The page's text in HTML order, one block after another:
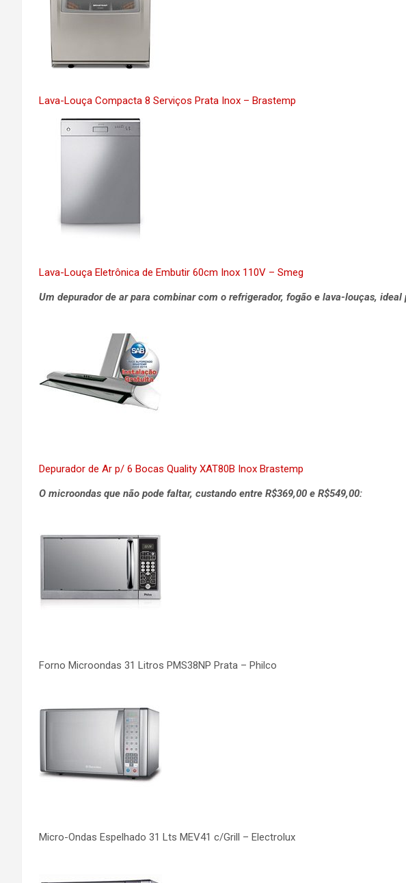
Lava-Louça Compacta 8 Serviços Prata Inox – Brastemp
Lava-Louça Eletrônica de Embutir 60cm Inox 110V – Smeg
Um depurador de ar para combinar com o refrigerador, fogão e lava-louças,
Depurador de Ar p/ 6 Bocas Quality XAT80B Inox Brastemp
O microondas que não pode faltar, custando entre R$369,00 e R$549,00:
Forno Microondas 31 Litros PMS38NP Prata – Philco
Micro-Ondas Espelhado 31 Lts MEV41 c/Grill – Electrolux